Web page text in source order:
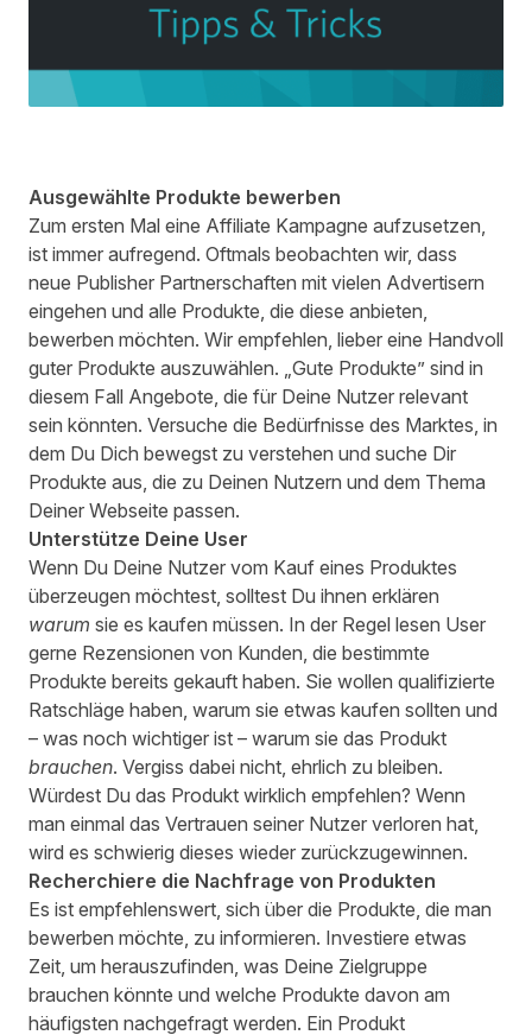
Ausgewählte Produkte bewerben
Zum ersten Mal eine Affiliate Kampagne aufzusetzen,
ist immer aufregend. Oftmals beobachten wir, dass
neue Publisher Partnerschaften mit vielen Advertisern
eingehen und alle Produkte, die diese anbieten,
bewerben möchten. Wir empfehlen, lieber eine Handvoll
guter Produkte auszuwählen. „Gute Produkte” sind in
diesem Fall Angebote, die für Deine Nutzer relevant
sein könnten. Versuche die Bedürfnisse des Marktes, in
dem Du Dich bewegst zu verstehen und suche Dir
Produkte aus, die zu Deinen Nutzern und dem Thema
Deiner Webseite passen.
Unterstütze Deine User
Wenn Du Deine Nutzer vom Kauf eines Produktes
überzeugen möchtest, solltest Du ihnen erklären
warum sie es kaufen müssen. In der Regel lesen User
gerne Rezensionen von Kunden, die bestimmte
Produkte bereits gekauft haben. Sie wollen qualifizierte
Ratschläge haben, warum sie etwas kaufen sollten und
– was noch wichtiger ist – warum sie das Produkt
brauchen. Vergiss dabei nicht, ehrlich zu bleiben.
Würdest Du das Produkt wirklich empfehlen? Wenn
man einmal das Vertrauen seiner Nutzer verloren hat,
wird es schwierig dieses wieder zurückzugewinnen.
Recherchiere die Nachfrage von Produkten
Es ist empfehlenswert, sich über die Produkte, die man
bewerben möchte, zu informieren. Investiere etwas
Zeit, um herauszufinden, was Deine Zielgruppe
brauchen könnte und welche Produkte davon am
häufigsten nachgefragt werden. Ein Produkt